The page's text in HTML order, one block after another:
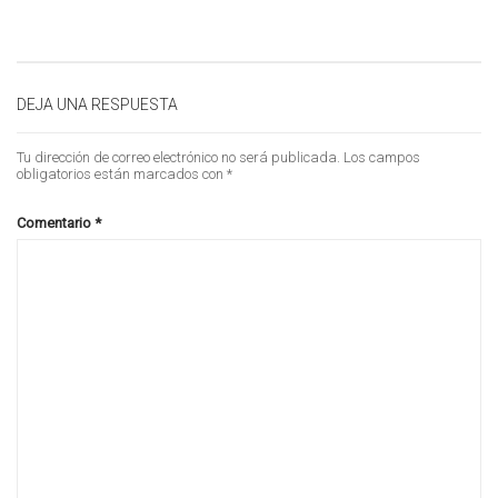
DEJA UNA RESPUESTA
Tu dirección de correo electrónico no será publicada. Los campos
obligatorios están marcados con *
Comentario *